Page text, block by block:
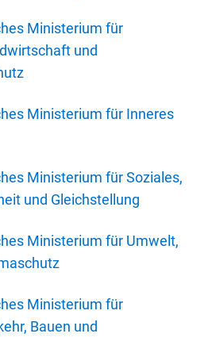
Ministerium für
und
Ministerium für Inneres
Ministerium für Soziales,
und Gleichstellung
Ministerium für Umwelt,
Ministerium für
Bauen und